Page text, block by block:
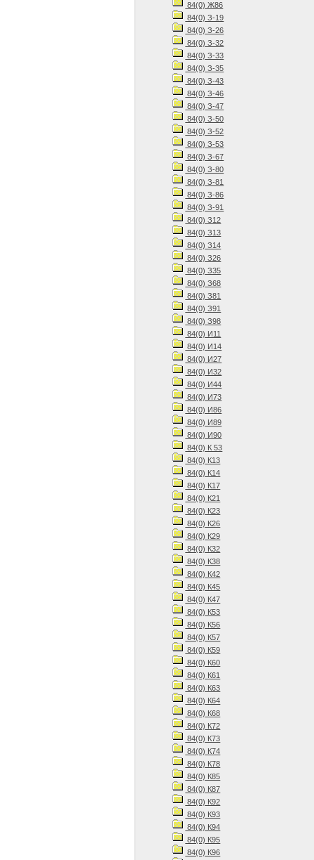
84(0) Ж86
84(0) З-19
84(0) З-26
84(0) З-32
84(0) З-33
84(0) З-35
84(0) З-43
84(0) З-46
84(0) З-47
84(0) З-50
84(0) З-52
84(0) З-53
84(0) З-67
84(0) З-80
84(0) З-81
84(0) З-86
84(0) З-91
84(0) З12
84(0) З13
84(0) З14
84(0) З26
84(0) З35
84(0) З68
84(0) З81
84(0) З91
84(0) З98
84(0) И11
84(0) И14
84(0) И27
84(0) И32
84(0) И44
84(0) И73
84(0) И86
84(0) И89
84(0) И90
84(0) К 53
84(0) К13
84(0) К14
84(0) К17
84(0) К21
84(0) К23
84(0) К26
84(0) К29
84(0) К32
84(0) К38
84(0) К42
84(0) К45
84(0) К47
84(0) К53
84(0) К56
84(0) К57
84(0) К59
84(0) К60
84(0) К61
84(0) К63
84(0) К64
84(0) К68
84(0) К72
84(0) К73
84(0) К74
84(0) К78
84(0) К85
84(0) К87
84(0) К92
84(0) К93
84(0) К94
84(0) К95
84(0) К96